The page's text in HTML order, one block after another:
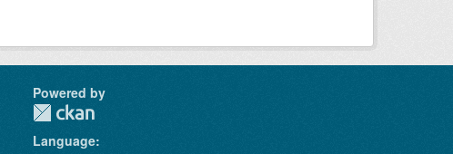
Powered by
Language